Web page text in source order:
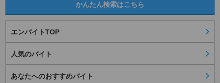
かんたん検索はこちら
エンバイトTOP
人気のバイト
あなたへのおすすめバイト